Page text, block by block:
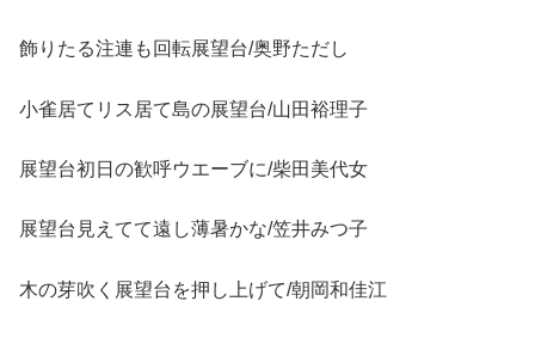
飾りたる注連も回転展望台/奥野ただし
小雀居てリス居て島の展望台/山田裕理子
展望台初日の歓呼ウエーブに/柴田美代女
展望台見えてて遠し薄暑かな/笠井みつ子
木の芽吹く展望台を押し上げて/朝岡和佳江